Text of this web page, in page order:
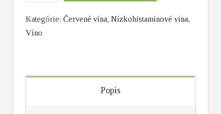
Kategórie: Červené vína, Nízkohistamínové vína,
Víno
Popis